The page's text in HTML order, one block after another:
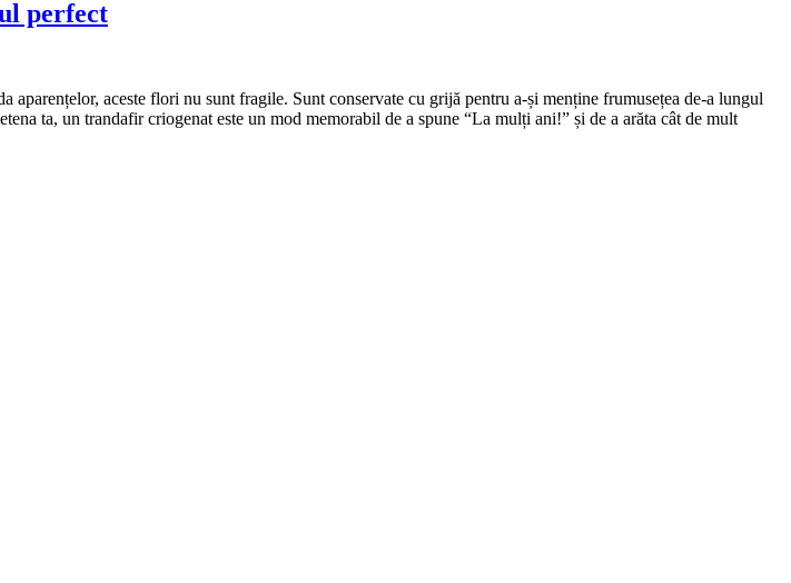
perfect
aceste flori nu sunt fragile. Sunt conservate cu grijă pentru a-și menține frumusețea de-a lungul
ta, un trandafir criogenat este un mod memorabil de a spune “La mulți ani!” și de a arăta cât de mult